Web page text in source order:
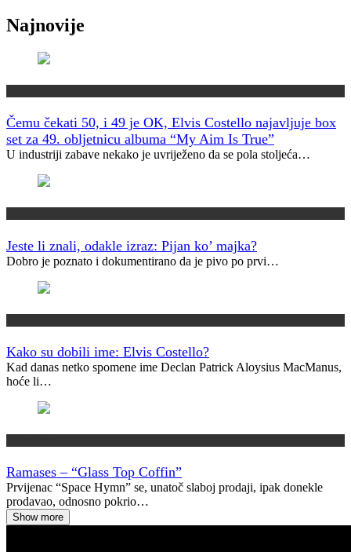
Najnovije
Čemu čekati 50, i 49 je OK, Elvis Costello najavljuje box
set za 49. obljetnicu albuma “My Aim Is True”
U industriji zabave nekako je uvriježeno da se pola stoljeća…
Jeste li znali, odakle izraz: Pijan ko’ majka?
Dobro je poznato i dokumentirano da je pivo po prvi…
Kako su dobili ime: Elvis Costello?
Kad danas netko spomene ime Declan Patrick Aloysius MacManus,
hoće li…
Ramases – “Glass Top Coffin”
Prvijenac “Space Hymn” se, unatoč slaboj prodaji, ipak donekle
prodavao, odnosno pokrio…
Show more